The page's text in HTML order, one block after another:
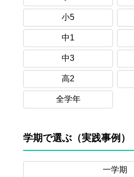
小5
中1
中3
高2
全学年
学期で選ぶ（実践事例）
一学期